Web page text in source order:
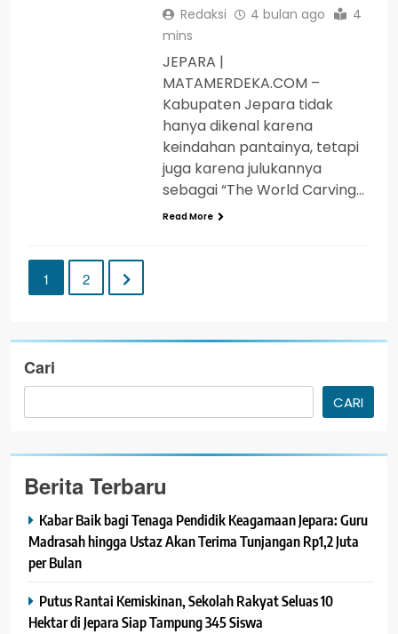
Redaksi 4 bulan ago
4
mins
JEPARA |
MATAMERDEKA.COM –
Kabupaten Jepara tidak
hanya dikenal karena
keindahan pantainya, tetapi
juga karena julukannya
sebagai “The World Carving…
Read More
1 2
Cari
CARI
Berita Terbaru
Kabar Baik bagi Tenaga Pendidik Keagamaan Jepara: Guru
Madrasah hingga Ustaz Akan Terima Tunjangan Rp1,2 Juta
per Bulan
Putus Rantai Kemiskinan, Sekolah Rakyat Seluas 10
Hektar di Jepara Siap Tampung 345 Siswa